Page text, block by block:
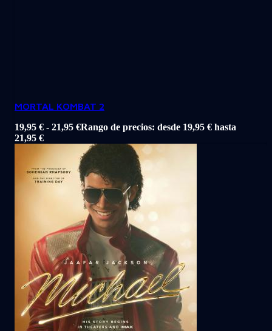
MORTAL KOMBAT 2
19,95 € - 21,95 €Rango de precios: desde 19,95 € hasta
21,95 €